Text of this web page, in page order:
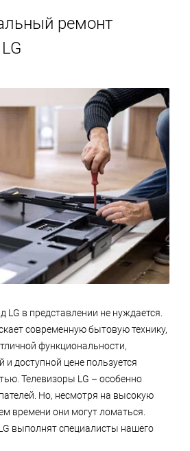
ремонт
в представлении не нуждается.
современную бытовую технику,
функциональности,
доступной цене пользуется
Телевизоры LG – особенно
Но, несмотря на высокую
времени они могут ломаться.
выполнят специалисты нашего